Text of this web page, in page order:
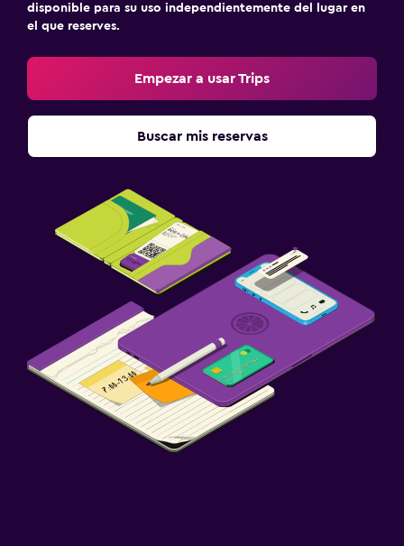
Sala de juegos
Ideal para familias
Cuna/cama nido disponibles
Comidas para niños
Aire libre
Sillas de playa
Zona de trabajo
Fax/fotocopiadora
Escritorio
disponible para su uso independientemente del lugar en
el que reserves.
Empezar a usar Trips
Buscar mis reservas